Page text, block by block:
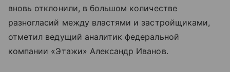
вновь отклонили, в большом количестве
разногласий между властями и застройщиками,
отметил ведущий аналитик федеральной
компании «Этажи» Александр Иванов.